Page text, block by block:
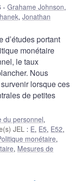
Grahame Johnson,
, Jonathan
d’études portant
monétaire
le taux
Nous
lorsque ces
de petites
du personnel,
JEL : E, E5, E52,
monétaire,
, Mesures de